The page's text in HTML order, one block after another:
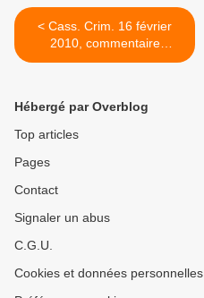
< Cass. Crim. 16 février
2010, commentaire
Jurisprudence automobile
Hébergé par Overblog
Top articles
Pages
Contact
Signaler un abus
C.G.U.
Cookies et données personnelles